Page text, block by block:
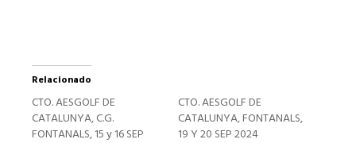
Relacionado
CTO. AESGOLF DE
CATALUNYA, C.G.
FONTANALS, 15 y 16 SEP
CTO. AESGOLF DE
CATALUNYA, FONTANALS,
19 Y 20 SEP 2024